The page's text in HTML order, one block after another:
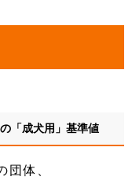
「成犬用」基準値
体、